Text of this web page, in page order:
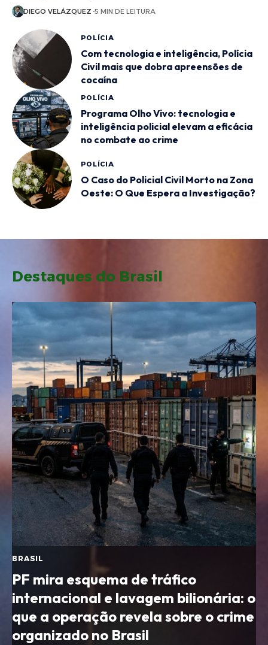
DIEGO VELÁZQUEZ 5 MIN DE LEITURA
POLÍCIA
Com tecnologia e inteligência, Polícia
Civil mais que dobra apreensões de
cocaína
POLÍCIA
Programa Olho Vivo: tecnologia e
inteligência policial elevam a eficácia
no combate ao crime
POLÍCIA
O Caso do Policial Civil Morto na Zona
Oeste: O Que Espera a Investigação?
Destaques do Brasil
BRASIL
PF mira esquema de tráfico
internacional e lavagem bilionária: o
que a operação revela sobre o crime
organizado no Brasil